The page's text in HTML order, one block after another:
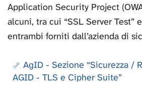
Application Security Project
alcuni, tra cui “SSL Server Test”
entrambi forniti dall’azienda di
AgID - Sezione “Sicurezza /
AGID - TLS e Cipher Suite”